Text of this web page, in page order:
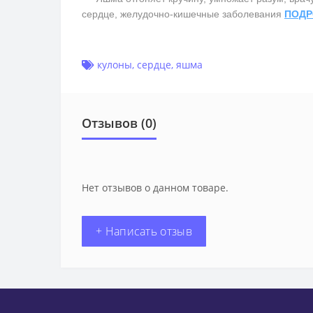
сердце, желудочно-кишечные заболевания
кулоны, сердце, яшма
Отзывов (0)
Нет отзывов о данном товаре.
+ Написать отзыв